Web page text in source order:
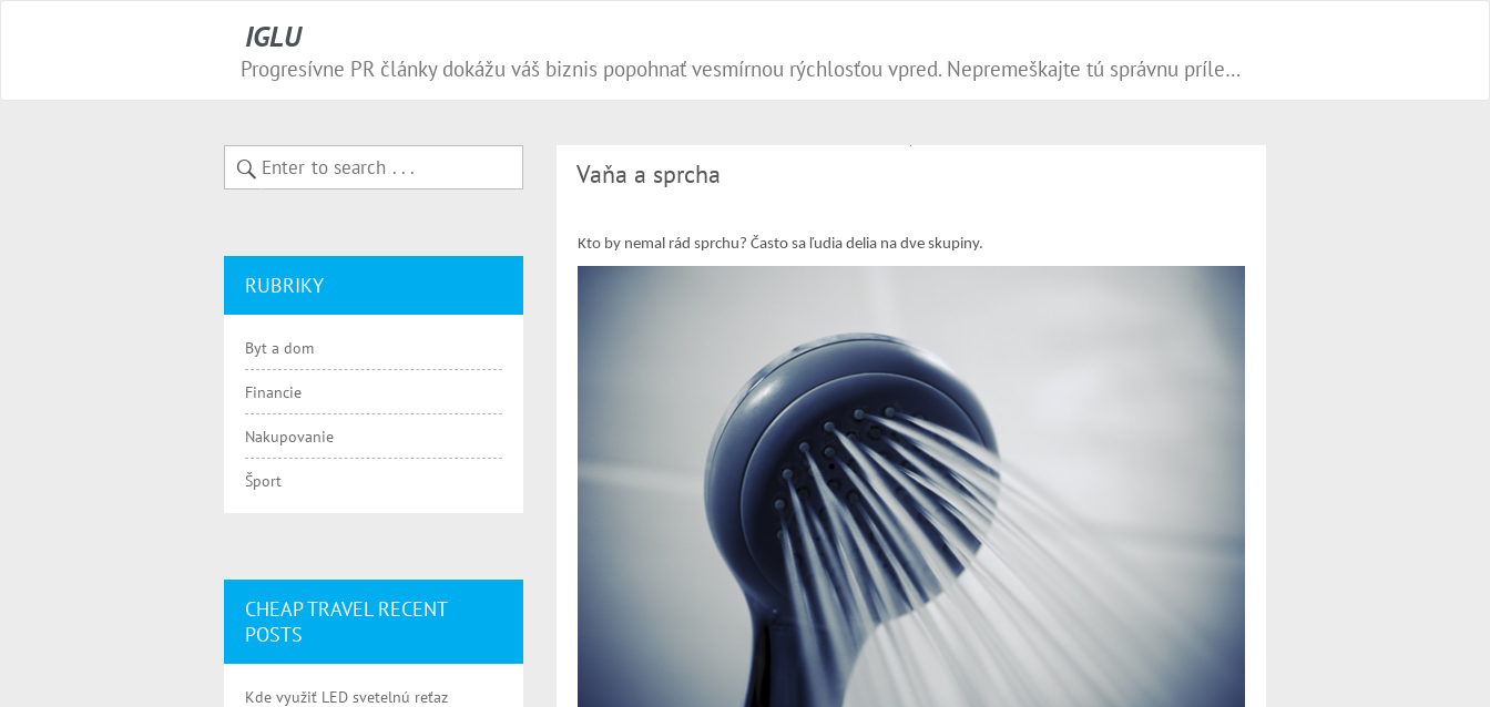
IGLU
Progresívne PR články dokážu váš biznis popohnať vesmírnou rýchlosťou vpred. Nepremeškajte tú správnu príležitosť a publikujte na našom webe.
Vaňa a sprcha
Kto by nemal rád sprchu? Často sa ľudia delia na dve skupiny.
RUBRIKY
Byt a dom
Financie
Nakupovanie
Šport
CHEAP TRAVEL RECENT
POSTS
Kde využiť LED svetelnú reťaz